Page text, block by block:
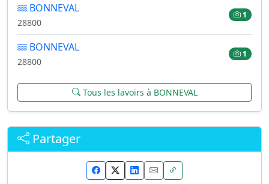
BONNEVAL
28800
1
BONNEVAL
28800
1
Tous les lavoirs à BONNEVAL
Partager